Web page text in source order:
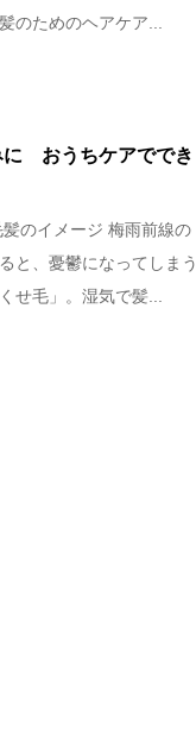
のためのヘアケア...
に おうちケアででき
のイメージ 梅雨前線の
と、憂鬱になってしまう
せ毛」。湿気で髪...